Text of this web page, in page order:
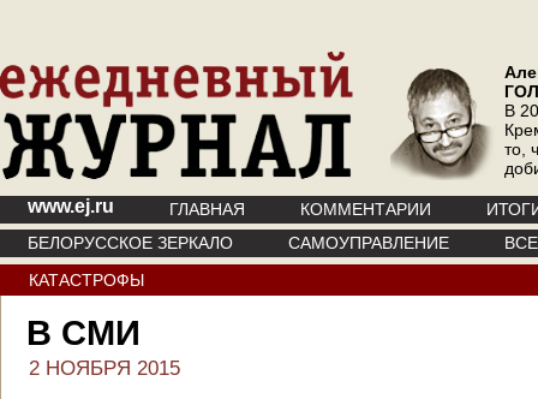
В
то,
www.ej.ru ГЛАВНАЯ КОММЕНТАРИИ
БЕЛОРУССКОЕ ЗЕРКАЛО
САМОУПРАВЛЕНИЕ
КАТАСТРОФЫ
В СМИ
2 НОЯБРЯ 2015